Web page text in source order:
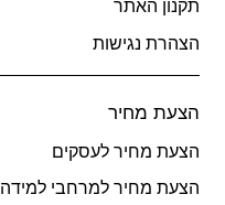
הצהרת נגישות
הצעת מחיר
הצעת מחיר לעסקים
הצעת מחיר למרחבי למידה